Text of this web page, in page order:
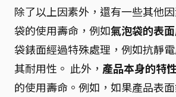
除了以上因素外，還有一些其他
袋的使用壽命，例如氣泡袋的表
袋錶面經過特殊處理，例如抗靜
其耐用性。 此外， 產品本身的特性
的使用壽命。例如，如果產品表